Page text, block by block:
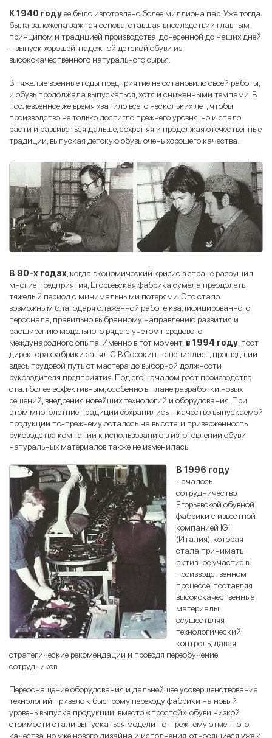
К 1940 годуее было изготовлено более миллиона пар. Уже тогда
была заложена важная основа, ставшая впоследствии главным
принципом и традицией производства, донесенной до наших дней
– выпуск хорошей, надежной детской обуви из
высококачественного натурального сырья.
В тяжелые военные годы предприятие не остановило своей работы,
и обувь продолжала выпускаться, хотя и сниженными темпами. В
послевоенное же время хватило всего нескольких лет, чтобы
производство не только достигло прежнего уровня, но и стало
расти и развиваться дальше, сохраняя и продолжая отечественные
традиции, выпуская детскую обувь очень хорошего качества.
В 90-х годах , когда экономический кризис в стране разрушил
многие предприятия, Егорьевская фабрика сумела преодолеть
тяжелый период с минимальными потерями. Это стало
возможным благодаря слаженной работе квалифицированного
персонала, правильно выбранному направлению развития и
расширению модельного ряда с учетом передового
международного опыта. Именно в тот момент, в 1994 году , пост
директора фабрики занял С.В.Сорокин – специалист, прошедший
здесь трудовой путь от мастера до выборной должности
руководителя предприятия. Под его началом рост производства
стал более эффективным, особенно в плане разработки новых
решений, внедрения новейших технологий и оборудования. При
этом многолетние традиции сохранились – качество выпускаемой
продукции по-прежнему осталось на высоте, и приверженность
руководства компании к использованию в изготовлении обуви
натуральных материалов также не изменилась.
В 1996 году
началось
сотрудничество
Егорьевской обувной
фабрики с известной
компанией IGI
(Италия), которая
стала принимать
активное участие в
производственном
процессе, поставляя
высококачественные
материалы,
осуществляя
технологический
контроль, давая
стратегические рекомендации и проводя переобучение
сотрудников.
Переоснащение оборудования и дальнейшее усовершенствование
технологий привело к быстрому переходу фабрики на новый
уровень выпуска продукции: вместо «простой» обуви низкой
стоимости стали выпускаться модели по-прежнему отменного
качества, но уже нового дизайна и исполнения, относящиеся уже к